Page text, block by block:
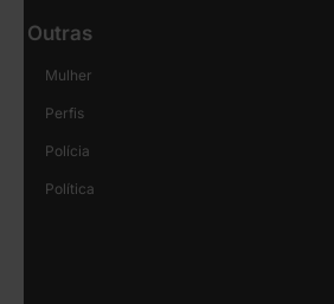
Outras
Mulher
Perfis
Polícia
Política